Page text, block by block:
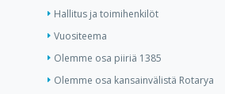
Hallitus ja toimihenkilöt
Vuositeema
Olemme osa piiriä 1385
Olemme osa kansainvälistä Rotarya